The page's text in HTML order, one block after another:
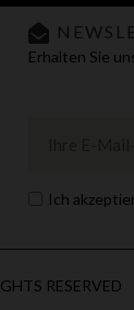
Erhalten Sie
Ich
RESERVED